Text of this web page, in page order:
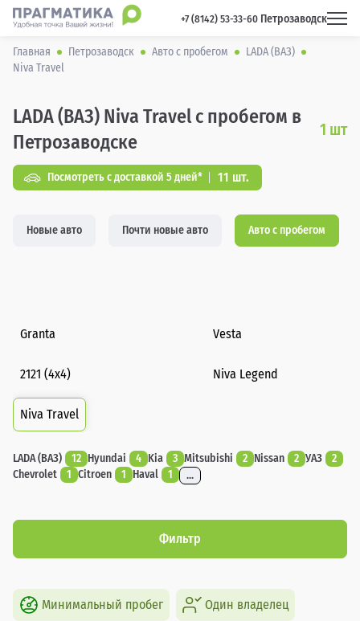
+7 (8142) 53-33-60 Петрозаводск
Главная Петрозаводск Авто с пробегом
LADA (ВАЗ)
Niva Travel
LADA (ВАЗ) Niva Travel с пробегом в
Петрозаводске
1 шт
Посмотреть с доставкой 5 дней* 11 шт.
Новые авто Почти новые авто Авто с пробегом
Granta Vesta
2121 (4x4) Niva Legend
Niva Travel
LADA (ВАЗ) 12 Hyundai 4 Kia 3 Mitsubishi 2 Nissan 2 УАЗ
2
Chevrolet
1 Citroen 1 Haval 1 ...
Фильтр
Минимальный пробег Один владелец